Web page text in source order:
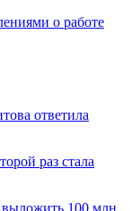
о работе
ответила
раз стала
выложить 100 млн